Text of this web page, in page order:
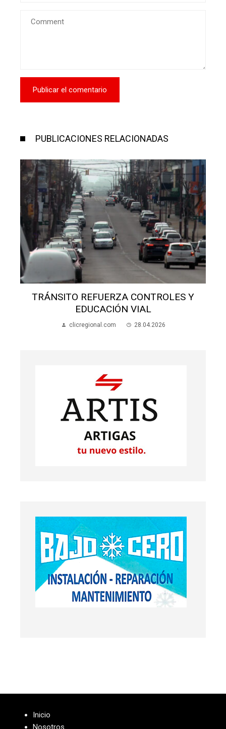
PUBLICACIONES RELACIONADAS
TRÁNSITO REFUERZA CONTROLES Y
EDUCACIÓN VIAL
clicregional.com 28.04.2026
Inicio
Nosotros